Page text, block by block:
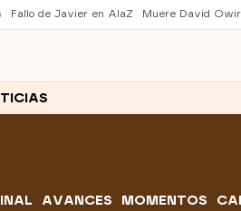
Fallo de Javier en AlaZ Muere David
AVANCES MOMENTOS